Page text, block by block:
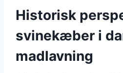
Historisk
svinekæber i
madlavning